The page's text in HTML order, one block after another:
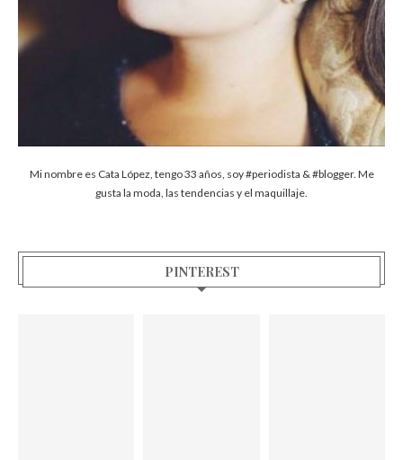
Mi nombre es Cata López, tengo 33 años, soy #periodista & #blogger. Me
gusta la moda, las tendencias y el maquillaje.
PINTEREST